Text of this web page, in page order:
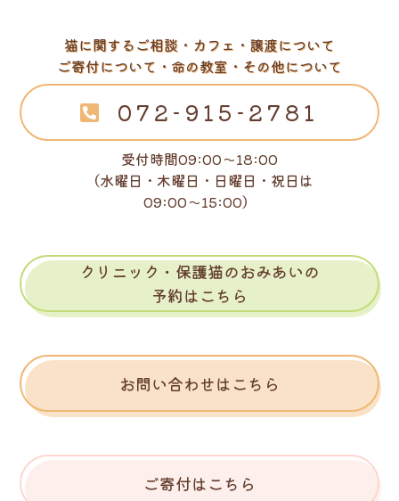
猫に関するご相談・カフェ・譲渡について
ご寄付について・命の教室・その他について
072-915-2781
受付時間09:00～18:00
（水曜日・木曜日・日曜日・祝日は
09:00～15:00）
クリニック・保護猫のおみあいの
予約はこちら
お問い合わせはこちら
ご寄付はこちら